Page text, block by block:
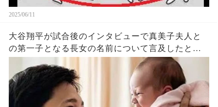
2025/06/11
大谷翔平が試合後のインタビューで真美子夫人と
の第一子となる長女の名前について言及したと話
題に！山本由伸や佐々木朗希は知ってそう！